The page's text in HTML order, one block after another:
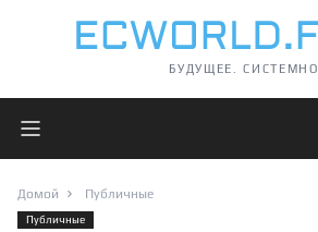
БУДУЩЕЕ. СИСТЕМНО
Открыть главное меню
Домой Публичные
Публичные